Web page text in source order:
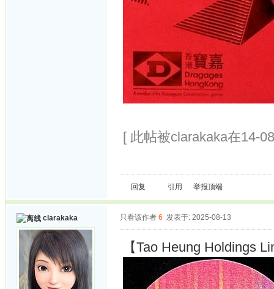
[ 此帖被clarakaka在14-
回复 引用 举报顶端
clarakaka 只看该作者 6 发表于: 2025-08-13
【Tao Heung Holdings